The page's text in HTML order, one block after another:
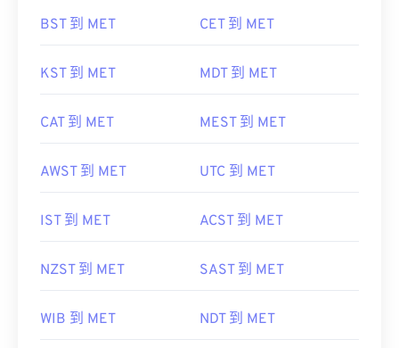
BST 到 MET CET 到 MET
KST 到 MET MDT 到 MET
CAT 到 MET MEST 到 MET
AWST 到 MET UTC 到 MET
IST 到 MET ACST 到 MET
NZST 到 MET SAST 到 MET
WIB 到 MET NDT 到 MET